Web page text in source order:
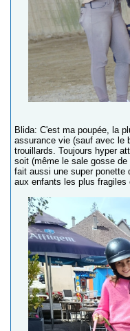
Blida: C'est ma poupée, la
assurance vie (sauf avec le
trouillards. Toujours hyper
soit (même le sale gosse
fait aussi une super ponette
aux enfants les plus fragiles